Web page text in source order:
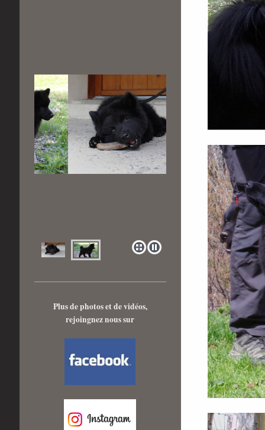
Plus de photos et de vidéos,
rejoingnez nous sur